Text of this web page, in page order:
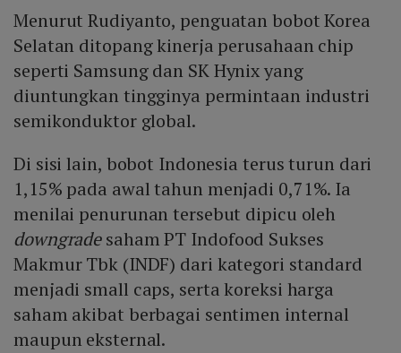
Menurut Rudiyanto, penguatan bobot Korea
Selatan ditopang kinerja perusahaan chip
seperti Samsung dan SK Hynix yang
diuntungkan tingginya permintaan industri
semikonduktor global.
Di sisi lain, bobot Indonesia terus turun dari
1,15% pada awal tahun menjadi 0,71%. Ia
menilai penurunan tersebut dipicu oleh
downgradesaham PT Indofood Sukses
Makmur Tbk (INDF) dari kategori standard
menjadi small caps, serta koreksi harga
saham akibat berbagai sentimen internal
maupun eksternal.